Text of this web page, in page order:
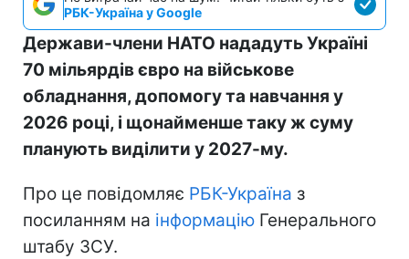
РБК-Україна у Google
Держави-члени НАТО нададуть Україні
70 мільярдів євро на військове
обладнання, допомогу та навчання у
2026 році, і щонайменше таку ж суму
планують виділити у 2027-му.
Про це повідомляє РБК-Україна з
посиланням на інформацію Генерального
штабу ЗСУ.